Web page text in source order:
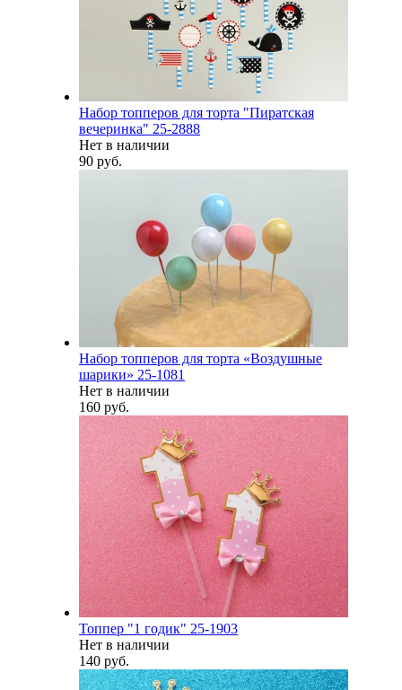
Набор топперов для торта "Пиратская
вечеринка" 25-2888
Нет в наличии
90 руб.
Набор топперов для торта «Воздушные
шарики» 25-1081
Нет в наличии
160 руб.
Топпер "1 годик" 25-1903
Нет в наличии
140 руб.